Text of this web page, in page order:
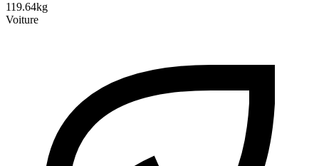
119.64kg
Voiture